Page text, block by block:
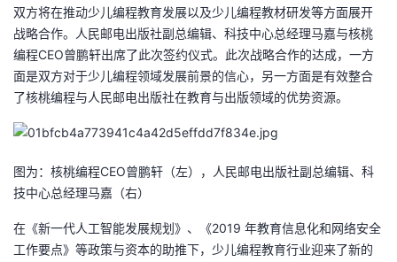
者
我
客
论
坛
的
圈
我
的
我
双方将在推动少儿编程教育发展以及少儿编程教材研发等方面展开
战略合作。人民邮电出版社副总编辑、科技中心总经理马嘉与核桃
编程CEO曾鹏轩出席了此次签约仪式。此次战略合作的达成，一方
面是双方对于少儿编程领域发展前景的信心，另一方面是有效整合
了核桃编程与人民邮电出版社在教育与出版领域的优势资源。
图为：核桃编程CEO曾鹏轩（左），人民邮电出版社副总编辑、科
技中心总经理马嘉（右）
在《新一代人工智能发展规划》、《2019 年教育信息化和网络安全
工作要点》等政策与资本的助推下，少儿编程教育行业迎来了新的